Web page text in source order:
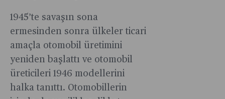
1945’te savaşın sona
ermesinden sonra ülkeler ticari
amaçla otomobil üretimini
yeniden başlattı ve otomobil
üreticileri 1946 modellerini
halka tanıttı. Otomobillerin